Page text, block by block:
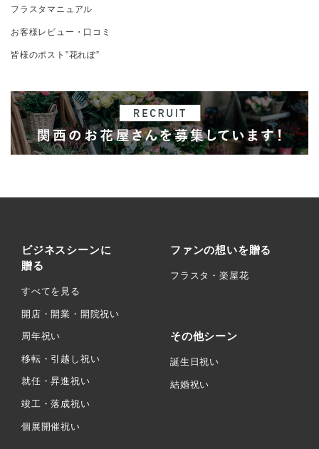
フラスタマニュアル
お客様レビュー・口コミ
皆様のポスト”花れぽ”
ビジネスシーンに
贈る
すべてを見る
開店・開業・開院祝い
周年祝い
移転・引越し祝い
就任・昇進祝い
竣工・落成祝い
個展開催祝い
ファンの想いを贈る
フラスタ・楽屋花
その他シーン
誕生日祝い
結婚祝い